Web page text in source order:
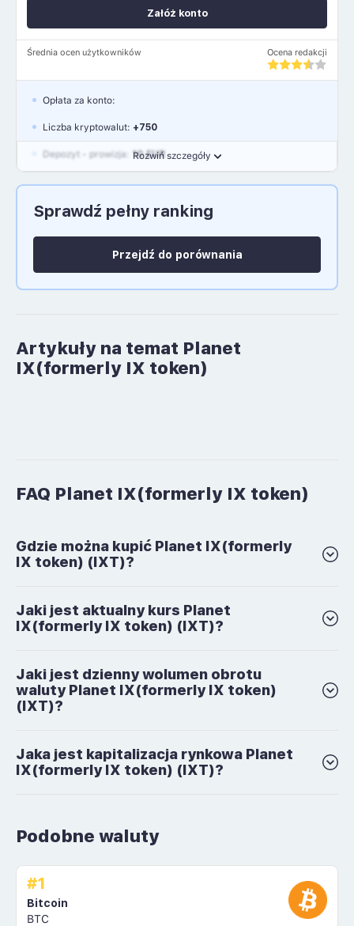
Średnia ocen użytkowników Ocena redakcji
Załóż konto
Rozwiń szczegóły
Opłata za konto:
Liczba kryptowalut: +750
Depozyt - prowizja: 10 EUR
Język polski: NIE
Sprawdź pełny ranking
Przejdź do porównania
Artykuły na temat Planet
IX(formerly IX token)
FAQ Planet IX(formerly IX token)
Gdzie można kupić Planet IX(formerly
IX token) (IXT)?
Jaki jest aktualny kurs Planet
IX(formerly IX token) (IXT)?
Jaki jest dzienny wolumen obrotu
waluty Planet IX(formerly IX token)
(IXT)?
Jaka jest kapitalizacja rynkowa Planet
IX(formerly IX token) (IXT)?
Podobne waluty
#1
Bitcoin
BTC